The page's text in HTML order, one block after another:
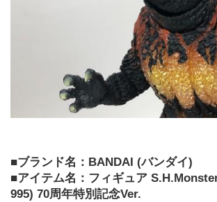
■ブランド名：BANDAI (バンダイ)
■アイテム名：フィギュア
995) 70周年特別記念Ver.